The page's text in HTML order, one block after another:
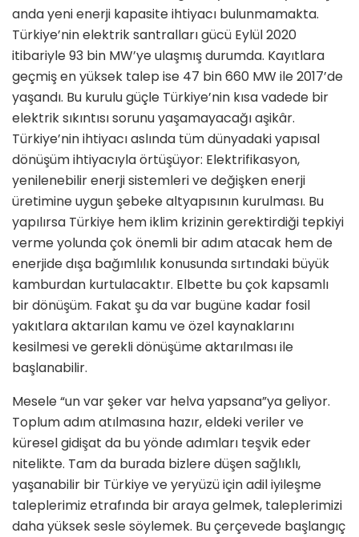
anda yeni enerji kapasite ihtiyacı bulunmamakta.
Türkiye’nin elektrik santralları gücü Eylül 2020
itibariyle 93 bin MW’ye ulaşmış durumda. Kayıtlara
geçmiş en yüksek talep ise 47 bin 660 MW ile 2017’de
yaşandı. Bu kurulu güçle Türkiye’nin kısa vadede bir
elektrik sıkıntısı sorunu yaşamayacağı aşikâr.
Türkiye’nin ihtiyacı aslında tüm dünyadaki yapısal
dönüşüm ihtiyacıyla örtüşüyor: Elektrifikasyon,
yenilenebilir enerji sistemleri ve değişken enerji
üretimine uygun şebeke altyapısının kurulması. Bu
yapılırsa Türkiye hem iklim krizinin gerektirdiği tepkiyi
verme yolunda çok önemli bir adım atacak hem de
enerjide dışa bağımlılık konusunda sırtındaki büyük
kamburdan kurtulacaktır. Elbette bu çok kapsamlı
bir dönüşüm. Fakat şu da var bugüne kadar fosil
yakıtlara aktarılan kamu ve özel kaynaklarını
kesilmesi ve gerekli dönüşüme aktarılması ile
başlanabilir.
Mesele “un var şeker var helva yapsana”ya geliyor.
Toplum adım atılmasına hazır, eldeki veriler ve
küresel gidişat da bu yönde adımları teşvik eder
nitelikte. Tam da burada bizlere düşen sağlıklı,
yaşanabilir bir Türkiye ve yeryüzü için adil iyileşme
taleplerimiz etrafında bir araya gelmek, taleplerimizi
daha yüksek sesle söylemek. Bu çerçevede başlangıç